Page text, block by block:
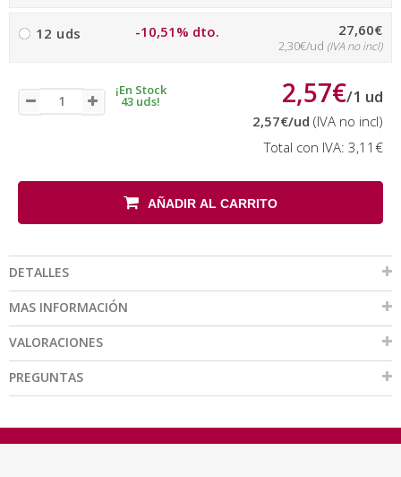
12 uds -10,51% dto. 27,60€
2,30€/ud (IVA no incl)
¡En Stock
43 uds! 2,57€/1 ud
2,57€/ud (IVA no incl)
Total con IVA: 3,11€
AÑADIR AL CARRITO
DETALLES
MAS INFORMACIÓN
VALORACIONES
PREGUNTAS